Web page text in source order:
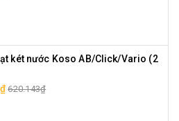
két nước Koso AB/Click/Vario (2
620.143₫